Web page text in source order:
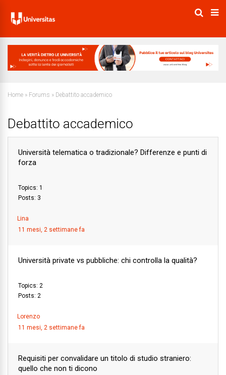
Home » Forums » Debattito accademico
Debattito accademico
Università telematica o tradizionale? Differenze e punti di
forza
Topics: 1
Posts: 3
Lina
11 mesi, 2 settimane fa
Università private vs pubbliche: chi controlla la qualità?
Topics: 2
Posts: 2
Lorenzo
11 mesi, 2 settimane fa
Requisiti per convalidare un titolo di studio straniero:
quello che non ti dicono